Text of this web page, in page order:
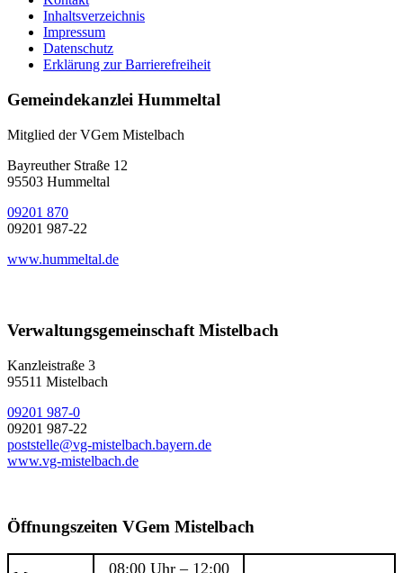
Inhaltsverzeichnis
Impressum
Datenschutz
Erklärung zur Barrierefreiheit
Gemeindekanzlei Hummeltal
Mitglied der VGem Mistelbach
Bayreuther Straße 12
95503 Hummeltal
09201 870
09201 987-22
www.hummeltal.de
Verwaltungsgemeinschaft Mistelbach
Kanzleistraße 3
95511 Mistelbach
09201 987-0
09201 987-22
poststelle@vg-mistelbach.bayern.de
www.vg-mistelbach.de
Öffnungszeiten VGem Mistelbach
08:00 Uhr – 12:00